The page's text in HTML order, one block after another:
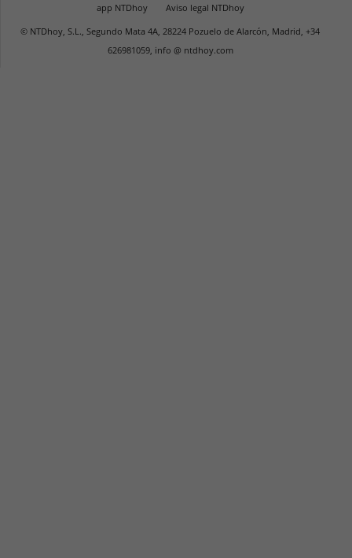
app NTDhoy
Aviso legal NTDhoy
© NTDhoy, S.L., Segundo Mata 4A, 28224 Pozuelo de Alarcón, Madrid, +34
626981059, info @ ntdhoy.com